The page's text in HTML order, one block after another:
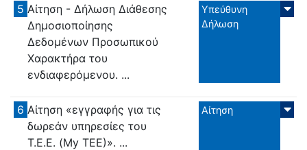
5 Αίτηση - Δήλωση Διάθεσης
Δημοσιοποίησης
Δεδομένων Προσωπικού
Χαρακτήρα του
ενδιαφερόμενου. ...
Υπεύθυνη
Δήλωση
6 Αίτηση «εγγραφής για τις
δωρεάν υπηρεσίες του
Τ.Ε.Ε. (My ΤΕΕ)». ...
Αίτηση